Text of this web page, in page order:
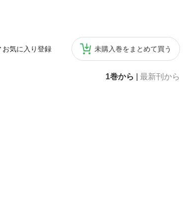
お気に入り登録 未購入巻をまとめて買う
1巻から 最新刊から